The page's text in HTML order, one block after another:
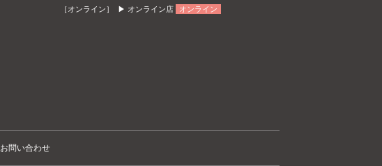
［オンライン］ ▶ オンライン店 オンライン
お問い合わせ